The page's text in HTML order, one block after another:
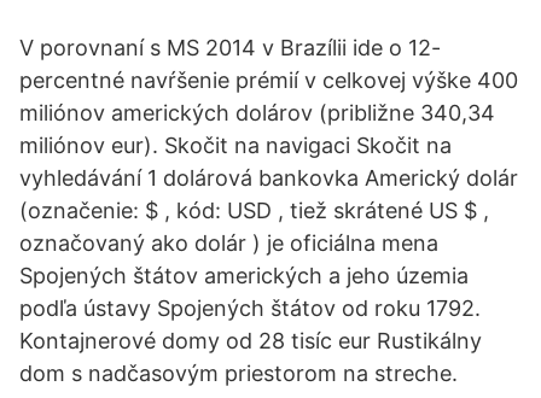
V porovnaní s MS 2014 v Brazílii ide o 12-
percentné navŕšenie prémií v celkovej výške 400
miliónov amerických dolárov (približne 340,34
miliónov eur). Skočit na navigaci Skočit na
vyhledávání 1 dolárová bankovka Americký dolár
(označenie: $ , kód: USD , tiež skrátené US $ ,
označovaný ako dolár ) je oficiálna mena
Spojených štátov amerických a jeho územia
podľa ústavy Spojených štátov od roku 1792.
Kontajnerové domy od 28 tisíc eur Rustikálny
dom s nadčasovým priestorom na streche.